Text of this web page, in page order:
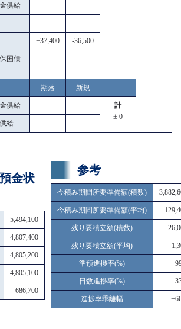
供給
+37,400 -36,500
国債
期落 新規
供給
計
± 0
給
金状
5,494,100
4,807,400
4,805,200
4,805,100
686,700
参考
今積み期間所要準備額(積数)
今積み期間所要準備額(平均)
残り要積立額(積数)
残り要積立額(平均)
準預進捗率(%)
日数進捗率(%)
進捗率乖離幅